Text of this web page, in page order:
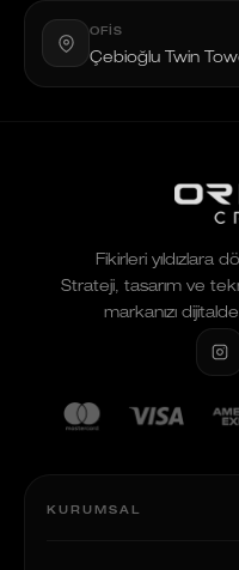
OFIS
Çebioğlu Twin
Fikirleri yıldızlara
Strateji, tasarım ve
markanızı
KURUMSAL